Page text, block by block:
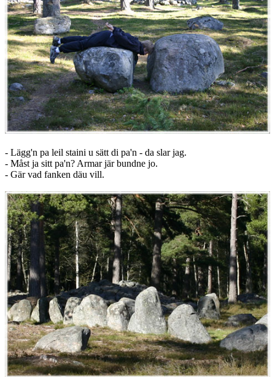
- Lägg'n pa leil staini u sätt di pa'n - da slar jag.
- Måst ja sitt pa'n? Armar jär bundne jo.
- Gär vad fanken däu vill.